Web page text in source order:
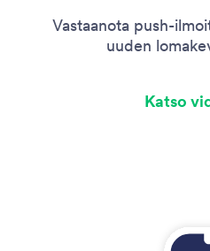
Vastaanota push-
uuden
Katso